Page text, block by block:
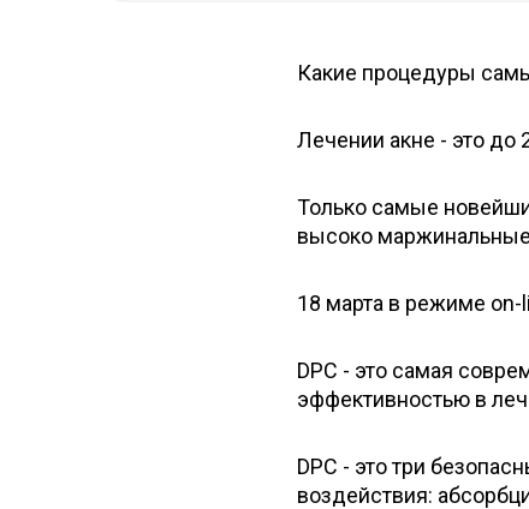
Какие процедуры
Лечении акне - это до
Только самые
высоко
18 марта в режиме on-
DPC - это самая
эффективностью в
DPC - это три
воздействия: